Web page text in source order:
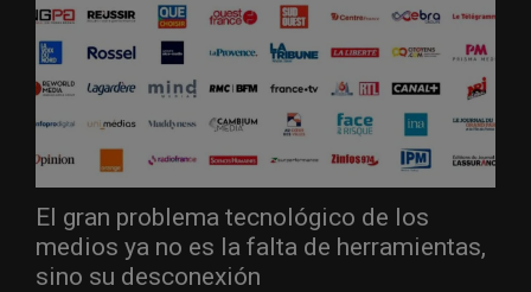
El gran problema tecnológico de los
medios ya no es la falta de herramientas,
sino su desconexión